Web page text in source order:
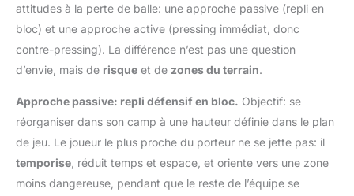
attitudes à la perte de balle: une approche passive (repli en
bloc) et une approche active (pressing immédiat, donc
contre-pressing). La différence n’est pas une question
d’envie, mais de risque et de zones du terrain.
Approche passive: repli défensif en bloc. Objectif: se
réorganiser dans son camp à une hauteur définie dans le plan
de jeu. Le joueur le plus proche du porteur ne se jette pas: il
temporise , réduit temps et espace, et oriente vers une zone
moins dangereuse, pendant que le reste de l’équipe se